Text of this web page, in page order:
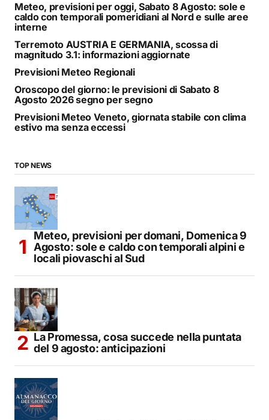
Meteo, previsioni per oggi, Sabato 8 Agosto: sole e
caldo con temporali pomeridiani al Nord e sulle aree
interne
Terremoto AUSTRIA E GERMANIA, scossa di
magnitudo 3.1: informazioni aggiornate
Previsioni Meteo Regionali
Oroscopo del giorno: le previsioni di Sabato 8
Agosto 2026 segno per segno
Previsioni Meteo Veneto, giornata stabile con clima
estivo ma senza eccessi
TOP NEWS
Meteo, previsioni per domani, Domenica 9
Agosto: sole e caldo con temporali alpini e
locali piovaschi al Sud
La Promessa, cosa succede nella puntata
del 9 agosto: anticipazioni